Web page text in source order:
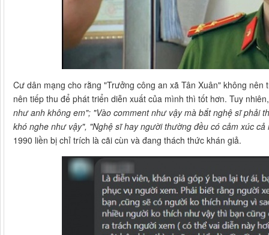
Cư dân mạng cho rằng "Trưởng công an xã Tân Xuân" không
nên tiếp thu để phát triển diễn xuất của mình thì tốt hơn. Tuy
như anh không em"; "Vào comment như vậy mà bắt nghệ sĩ phải
khó nghe như vậy", "Nghệ sĩ hay người thường đều có cảm xúc
1990 liền bị chỉ trích là cãi cùn và đang thách thức khán giả.